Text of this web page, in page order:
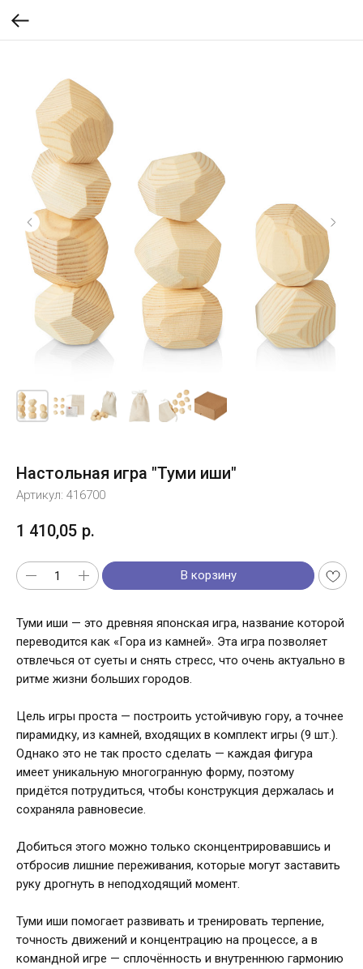
Настольная игра "Туми иши"
Артикул: 416700
1 410,05 р.
В корзину
Туми иши — это древняя японская игра, название которой
переводится как «Гора из камней». Эта игра позволяет
отвлечься от суеты и снять стресс, что очень актуально в
ритме жизни больших городов.
Цель игры проста — построить устойчивую гору, а точнее
пирамидку, из камней, входящих в комплект игры (9 шт.).
Однако это не так просто сделать — каждая фигура
имеет уникальную многогранную форму, поэтому
придётся потрудиться, чтобы конструкция держалась и
сохраняла равновесие.
Добиться этого можно только сконцентрировавшись и
отбросив лишние переживания, которые могут заставить
руку дрогнуть в неподходящий момент.
Туми иши помогает развивать и тренировать терпение,
точность движений и концентрацию на процессе, а в
командной игре — сплочённость и внутреннюю гармонию